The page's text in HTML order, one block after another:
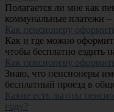
Полагается ли мне как
коммунальные платежи –
Как пенсионеру
Как и где можно
чтобы бесплатно ездить
Как пенсионеру
Знаю, что пенсионеры
бесплатный проезд в
Какие есть льготы
году?